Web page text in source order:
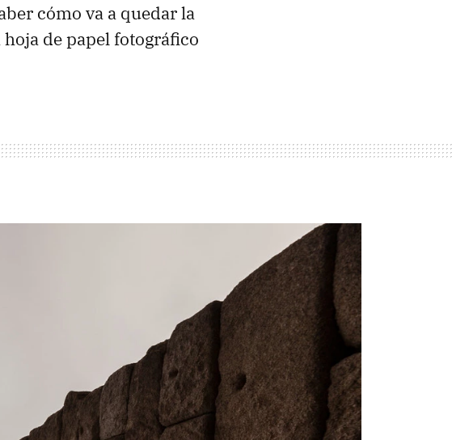
cómo va a quedar la
de papel fotográfico